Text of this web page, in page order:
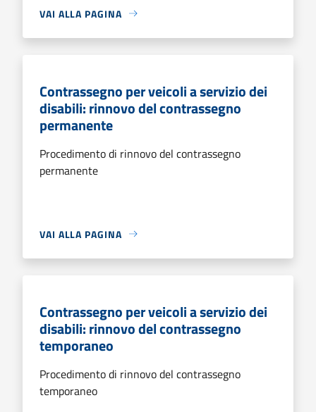
VAI ALLA PAGINA
Contrassegno per veicoli a servizio dei
disabili: rinnovo del contrassegno
permanente
Procedimento di rinnovo del contrassegno
permanente
VAI ALLA PAGINA
Contrassegno per veicoli a servizio dei
disabili: rinnovo del contrassegno
temporaneo
Procedimento di rinnovo del contrassegno
temporaneo